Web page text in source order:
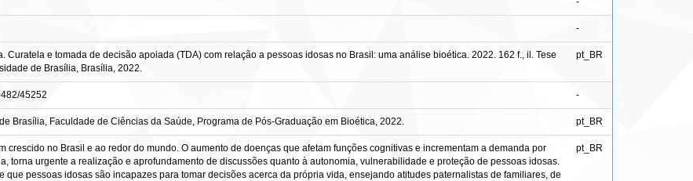
-
Curatela e tomada de decisão apoiada (TDA) com relação a pessoas idosas no Brasil: uma análise bioética. 2022. 162 f., il. Tese
de Brasília, Brasília, 2022.
pt_BR
45252 -
Brasília, Faculdade de Ciências da Saúde, Programa de Pós-Graduação em Bioética, 2022. pt_BR
crescido no Brasil e ao redor do mundo. O aumento de doenças que afetam funções cognitivas e incrementam a demanda por
torna urgente a realização e aprofundamento de discussões quanto à autonomia, vulnerabilidade e proteção de pessoas idosas.
que pessoas idosas são incapazes para tomar decisões acerca da própria vida, ensejando atitudes paternalistas de familiares, de
pt_BR